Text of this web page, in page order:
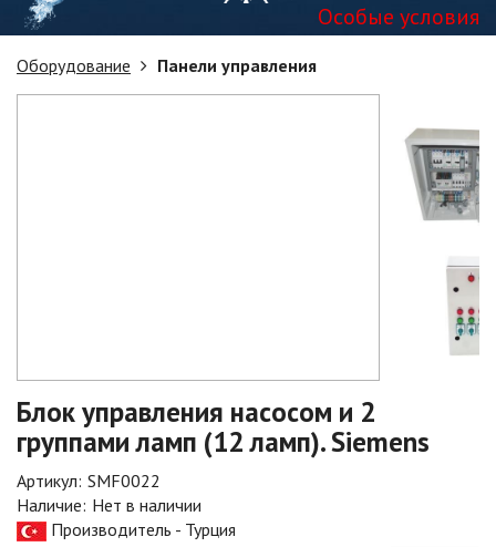
Особые условия
Оборудование Панели управления
Блок управления насосом и 2
группами ламп (12 ламп). Siemens
Артикул: SMF0022
Наличие: Нет в наличии
Производитель - Турция